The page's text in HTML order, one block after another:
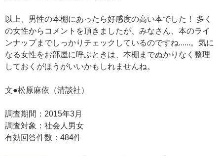
以上、男性の本棚にあったら好感度の高い本でした！ 多く
の女性からコメントを頂きましたが、みなさん、本のライ
ンナップまでしっかりチェックしているのですね......。気に
なる女性をお部屋に呼ぶときは、本棚までぬかりなく整理
しておくがほうがいいかもしれませんね。
文●松原麻依（清談社）
調査期間：2015年3月
調査対象：社会人男女
有効回答件数：484件